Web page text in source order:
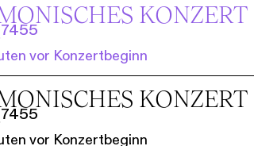
KONZERT
vor Konzertbeginn
KONZERT
vor Konzertbeginn